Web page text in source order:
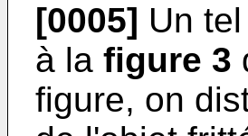
[0005] Un
à la figure 3
figure, on